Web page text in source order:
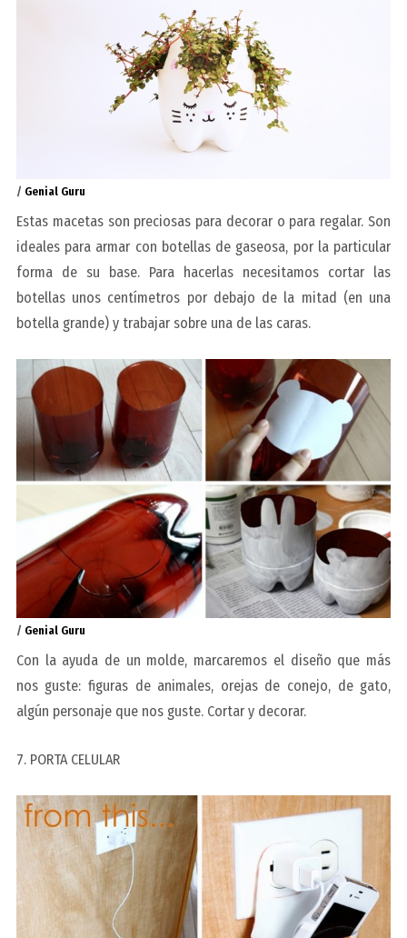
/ Genial Guru
Estas macetas son preciosas para decorar o para regalar. Son
ideales para armar con botellas de gaseosa, por la particular
forma de su base. Para hacerlas necesitamos cortar las
botellas unos centímetros por debajo de la mitad (en una
botella grande) y trabajar sobre una de las caras.
/ Genial Guru
Con la ayuda de un molde, marcaremos el diseño que más
nos guste: figuras de animales, orejas de conejo, de gato,
algún personaje que nos guste. Cortar y decorar.
7. PORTA CELULAR